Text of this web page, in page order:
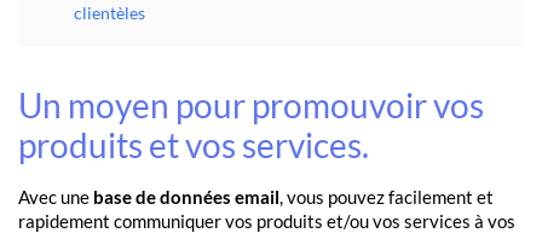
clientèles
Un moyen pour promouvoir vos
produits et vos services.
Avec une base de données email, vous pouvez facilement et
rapidement communiquer vos produits et/ou vos services à vos